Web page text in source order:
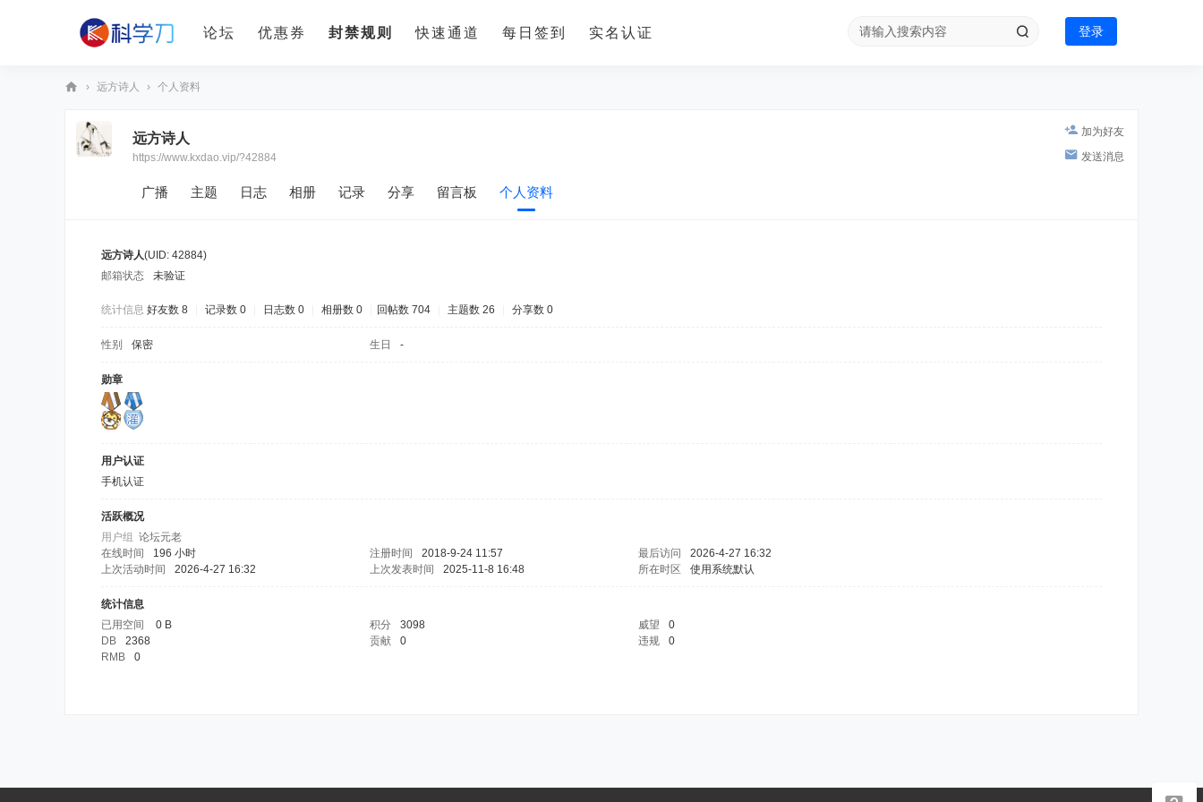
论坛 优惠券 封禁规则 快速通道 每日签到 实名认证 登录
› 远方诗人 › 个人资料
加为好友
发送消息
远方诗人
https://www.kxdao.vip/?42884
广播 主题 日志 相册 记录 分享 留言板 个人资料
远方诗人(UID: 42884)
邮箱状态
未验证
统计信息 好友数 8 记录数 0 日志数 0 相册数 0 回帖数 704 主题数 26 分享数 0
性别 保密 生日 -
勋章
用户认证
手机认证
活跃概况
用户组 论坛元老
在线时间
196 小时 注册时间 2018-9-24 11:57 最后访问
2026-4-27 16:32
上次活动时间
2026-4-27 16:32 上次发表时间 2025-11-8 16:48 所在时区 使用系统默认
统计信息
已用空间
0 B 积分 3098 威望
0
DB
2368 贡献 0 违规
0
RMB
0